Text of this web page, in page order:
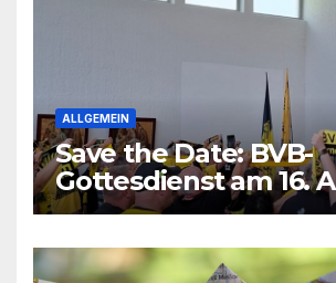
ALLGEMEIN
Save the Date: BVB-
Gottesdienst am 16.
2026